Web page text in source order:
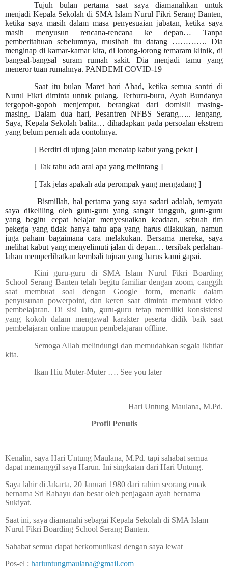
Tujuh bulan pertama saat saya diamanahkan untuk
menjadi Kepala Sekolah di SMA Islam Nurul Fikri Serang Banten,
ketika saya masih dalam masa penyesuaian jabatan, ketika saya
masih menyusun rencana-rencana ke depan… Tanpa
pemberitahuan sebelumnya, musibah itu datang …………. Dia
menginap di kamar-kamar kita, di lorong-lorong temaram klinik, di
bangsal-bangsal suram rumah sakit. Dia menjadi tamu yang
meneror tuan rumahnya. PANDEMI COVID-19
Saat itu bulan Maret hari Ahad, ketika semua santri di
Nurul Fikri diminta untuk pulang. Terburu-buru, Ayah Bundanya
tergopoh-gopoh menjemput, berangkat dari domisili masing-
masing. Dalam dua hari, Pesantren NFBS Serang….. lengang.
Saya, Kepala Sekolah balita… dihadapkan pada persoalan ekstrem
yang belum pernah ada contohnya.
[ Berdiri di ujung jalan menatap kabut yang pekat ]
[ Tak tahu ada aral apa yang melintang ]
[ Tak jelas apakah ada perompak yang mengadang ]
Bismillah, hal pertama yang saya sadari adalah, ternyata
saya dikeliling oleh guru-guru yang sangat tangguh, guru-guru
yang begitu cepat belajar menyesuaikan keadaan, sebuah tim
pekerja yang tidak hanya tahu apa yang harus dilakukan, namun
juga paham bagaimana cara melakukan. Bersama mereka, saya
melihat kabut yang menyelimuti jalan di depan… tersibak perlahan-
lahan memperlihatkan kembali tujuan yang harus kami gapai.
Kini guru-guru di SMA Islam Nurul Fikri Boarding
School Serang Banten telah begitu familiar dengan zoom, canggih
saat membuat soal dengan Google form, menarik dalam
penyusunan powerpoint, dan keren saat diminta membuat video
pembelajaran. Di sisi lain, guru-guru tetap memiliki konsistensi
yang kokoh dalam mengawal karakter peserta didik baik saat
pembelajaran online maupun pembelajaran offline.
Semoga Allah melindungi dan memudahkan segala ikhtiar
kita.
Ikan Hiu Muter-Muter …. See you later
Hari Untung Maulana, M.Pd.
Profil Penulis
Kenalin, saya Hari Untung Maulana, M.Pd. tapi sahabat semua
dapat memanggil saya Harun. Ini singkatan dari Hari Untung.
Saya lahir di Jakarta, 20 Januari 1980 dari rahim seorang emak
bernama Sri Rahayu dan besar oleh penjagaan ayah bernama
Sukiyat.
Saat ini, saya diamanahi sebagai Kepala Sekolah di SMA Islam
Nurul Fikri Boarding School Serang Banten.
Sahabat semua dapat berkomunikasi dengan saya lewat
Pos-el : hariuntungmaulana@gmail.com